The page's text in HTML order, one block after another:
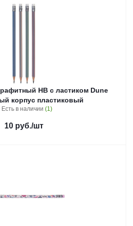
HB с ластиком Dune
корпус пластиковый
Есть в наличии (1)
10 руб./шт